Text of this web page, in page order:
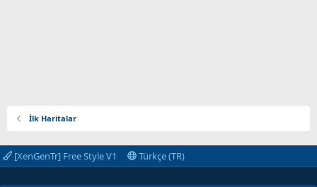
İlk Haritalar
[XenGenTr] Free Style V1 Türkçe (TR)